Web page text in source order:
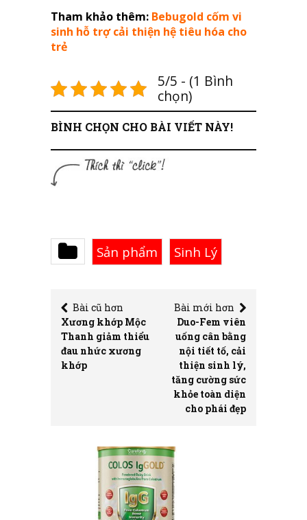
Tham khảo thêm: Bebugold cốm vi
sinh hỗ trợ cải thiện hệ tiêu hóa cho
trẻ
5/5 - (1 Bình
chọn)
BÌNH CHỌN CHO BÀI VIẾT NÀY!
Sản phẩm Sinh Lý
Bài cũ hơn
Xương khớp Mộc
Thanh giảm thiểu
đau nhức xương
khớp
Bài mới hơn
Duo-Fem viên
uống cân bằng
nội tiết tố, cải
thiện sinh lý,
tăng cường sức
khỏe toàn diện
cho phái đẹp